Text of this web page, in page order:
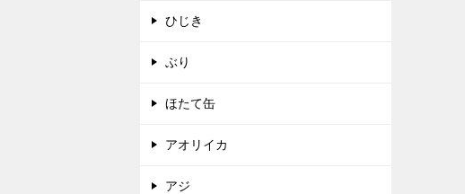
ひじき
ぶり
ほたて缶
アオリイカ
アジ